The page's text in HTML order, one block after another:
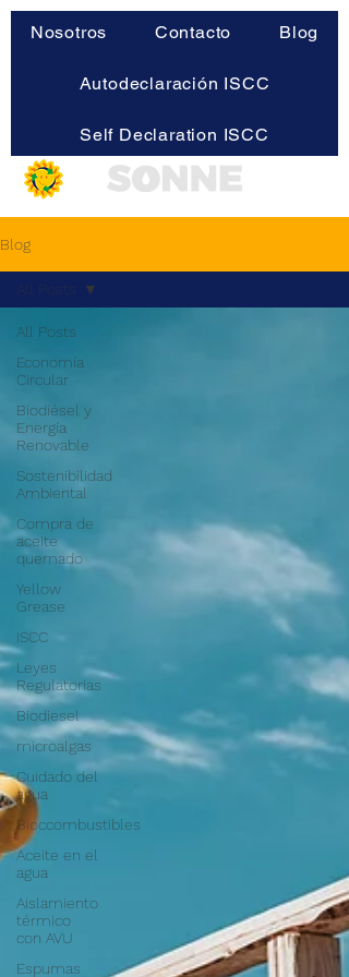
Nosotros Contacto Blog
Autodeclaración ISCC
Self Declaration ISCC
Blog
All Posts
Economía
Circular
Biodiésel y
Energía
Renovable
Sostenibilidad
Ambiental
Compra de
aceite
quemado
Yellow
Grease
ISCC
Leyes
Regulatorias
Biodiesel
microalgas
Cuidado del
agua
Bioccombustibles
Aceite en el
agua
Aislamiento
térmico
con AVU
Espumas